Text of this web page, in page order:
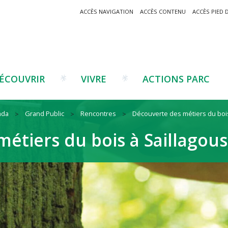
ACCÈS NAVIGATION ACCÈS CONTENU ACCÈS PIED
Patrimoine montagnard
Traditions catalanes
Musées et sites
VIVRE
Un projet ?
marque Valeurs Parc
Un projet ?
Les réseaux
ACTIONS PARC
Tourisme
Agriculture
Forêt-bois
Filières émergentes
Grand Public Rencontres Découverte des métiers du
du bois à